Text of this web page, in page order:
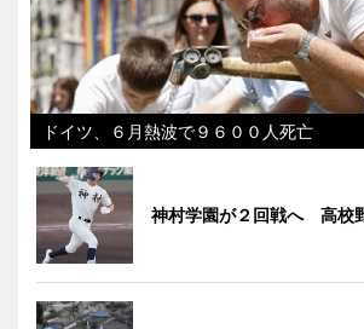
ドイツ、６月熱波で９６００人死亡
神村学園が２回戦へ 高校